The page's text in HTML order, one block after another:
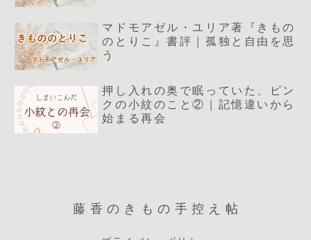
マドモアゼル・ユリア著『きもの
のとりこ』書評｜孤独と自由を思
う
押し入れの奥で眠っていた、ピン
クの小紋のこと②｜記憶違いから
始まる再会
藤香のきもの手控え帖